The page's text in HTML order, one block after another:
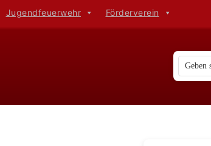
Jugendfeuerwehr Förderverein